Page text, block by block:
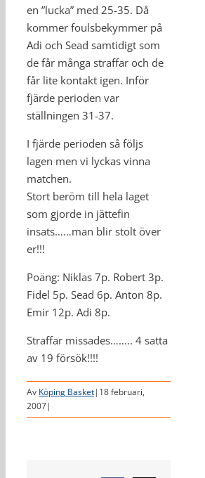
en ”lucka” med 25-35. Då
kommer foulsbekymmer på
Adi och Sead samtidigt som
de får många straffar och de
får lite kontakt igen. Inför
fjärde perioden var
ställningen 31-37.
I fjärde perioden så följs
lagen men vi lyckas vinna
matchen.
Stort beröm till hela laget
som gjorde in jättefin
insats……man blir stolt över
er!!!
Poäng: Niklas 7p. Robert 3p.
Fidel 5p. Sead 6p. Anton 8p.
Emir 12p. Adi 8p.
Straffar missades…….. 4 satta
av 19 försök!!!!
Av Köping Basket| 18 februari,
2007|